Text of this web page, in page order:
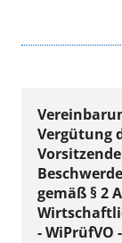
Vergütung
gemäß § 2
- WiPrüfVO -